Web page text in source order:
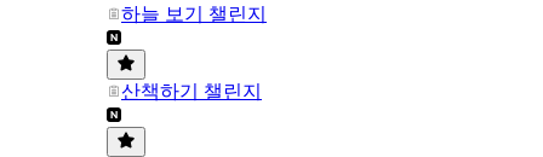
하늘 보기 챌린지
산책하기 챌린지